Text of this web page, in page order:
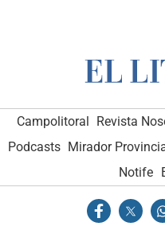
Campolitoral Revista
Podcasts Mirador
Notife